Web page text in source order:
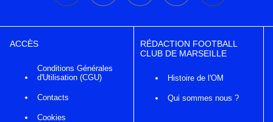
ACCÈS
Conditions Générales
d'Utilisation (CGU)
Contacts
Cookies
RÉDACTION FOOTBALL
CLUB DE MARSEILLE
Histoire de l'OM
Qui sommes nous ?